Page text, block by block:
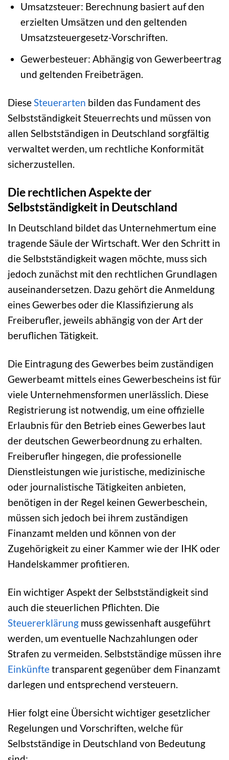
Umsatzsteuer: Berechnung basiert auf den
erzielten Umsätzen und den geltenden
Umsatzsteuergesetz-Vorschriften.
Gewerbesteuer: Abhängig von Gewerbeertrag
und geltenden Freibeträgen.
DieseSteuerarten bilden das Fundament des
Selbstständigkeit Steuerrechts und müssen von
allen Selbstständigen in Deutschland sorgfältig
verwaltet werden, um rechtliche Konformität
sicherzustellen.
Die rechtlichen Aspekte der
Selbstständigkeit in Deutschland
In Deutschland bildet das Unternehmertum eine
tragende Säule der Wirtschaft. Wer den Schritt in
die Selbstständigkeit wagen möchte, muss sich
jedoch zunächst mit den rechtlichen Grundlagen
auseinandersetzen. Dazu gehört die Anmeldung
eines Gewerbes oder die Klassifizierung als
Freiberufler, jeweils abhängig von der Art der
beruflichen Tätigkeit.
Die Eintragung des Gewerbes beim zuständigen
Gewerbeamt mittels eines Gewerbescheins ist für
viele Unternehmensformen unerlässlich. Diese
Registrierung ist notwendig, um eine offizielle
Erlaubnis für den Betrieb eines Gewerbes laut
der deutschen Gewerbeordnung zu erhalten.
Freiberufler hingegen, die professionelle
Dienstleistungen wie juristische, medizinische
oder journalistische Tätigkeiten anbieten,
benötigen in der Regel keinen Gewerbeschein,
müssen sich jedoch bei ihrem zuständigen
Finanzamt melden und können von der
Zugehörigkeit zu einer Kammer wie der IHK oder
Handelskammer profitieren.
Ein wichtiger Aspekt der Selbstständigkeit sind
auch die steuerlichen Pflichten. Die
Steuererklärung muss gewissenhaft ausgeführt
werden, um eventuelle Nachzahlungen oder
Strafen zu vermeiden. Selbstständige müssen ihre
Einkünftetransparent gegenüber dem Finanzamt
darlegen und entsprechend versteuern.
Hier folgt eine Übersicht wichtiger gesetzlicher
Regelungen und Vorschriften, welche für
Selbstständige in Deutschland von Bedeutung